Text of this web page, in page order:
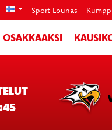
Sport Lounas
OSAKKAAKSI